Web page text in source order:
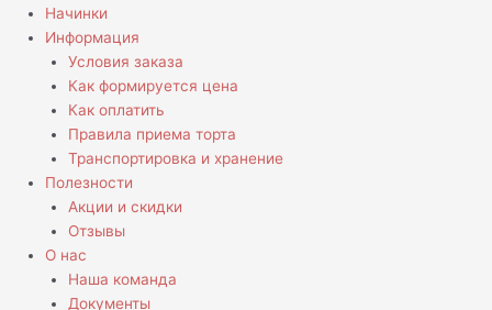
Начинки
Информация
Условия заказа
Как формируется цена
Как оплатить
Правила приема торта
Транспортировка и хранение
Полезности
Акции и скидки
Отзывы
О нас
Наша команда
Документы